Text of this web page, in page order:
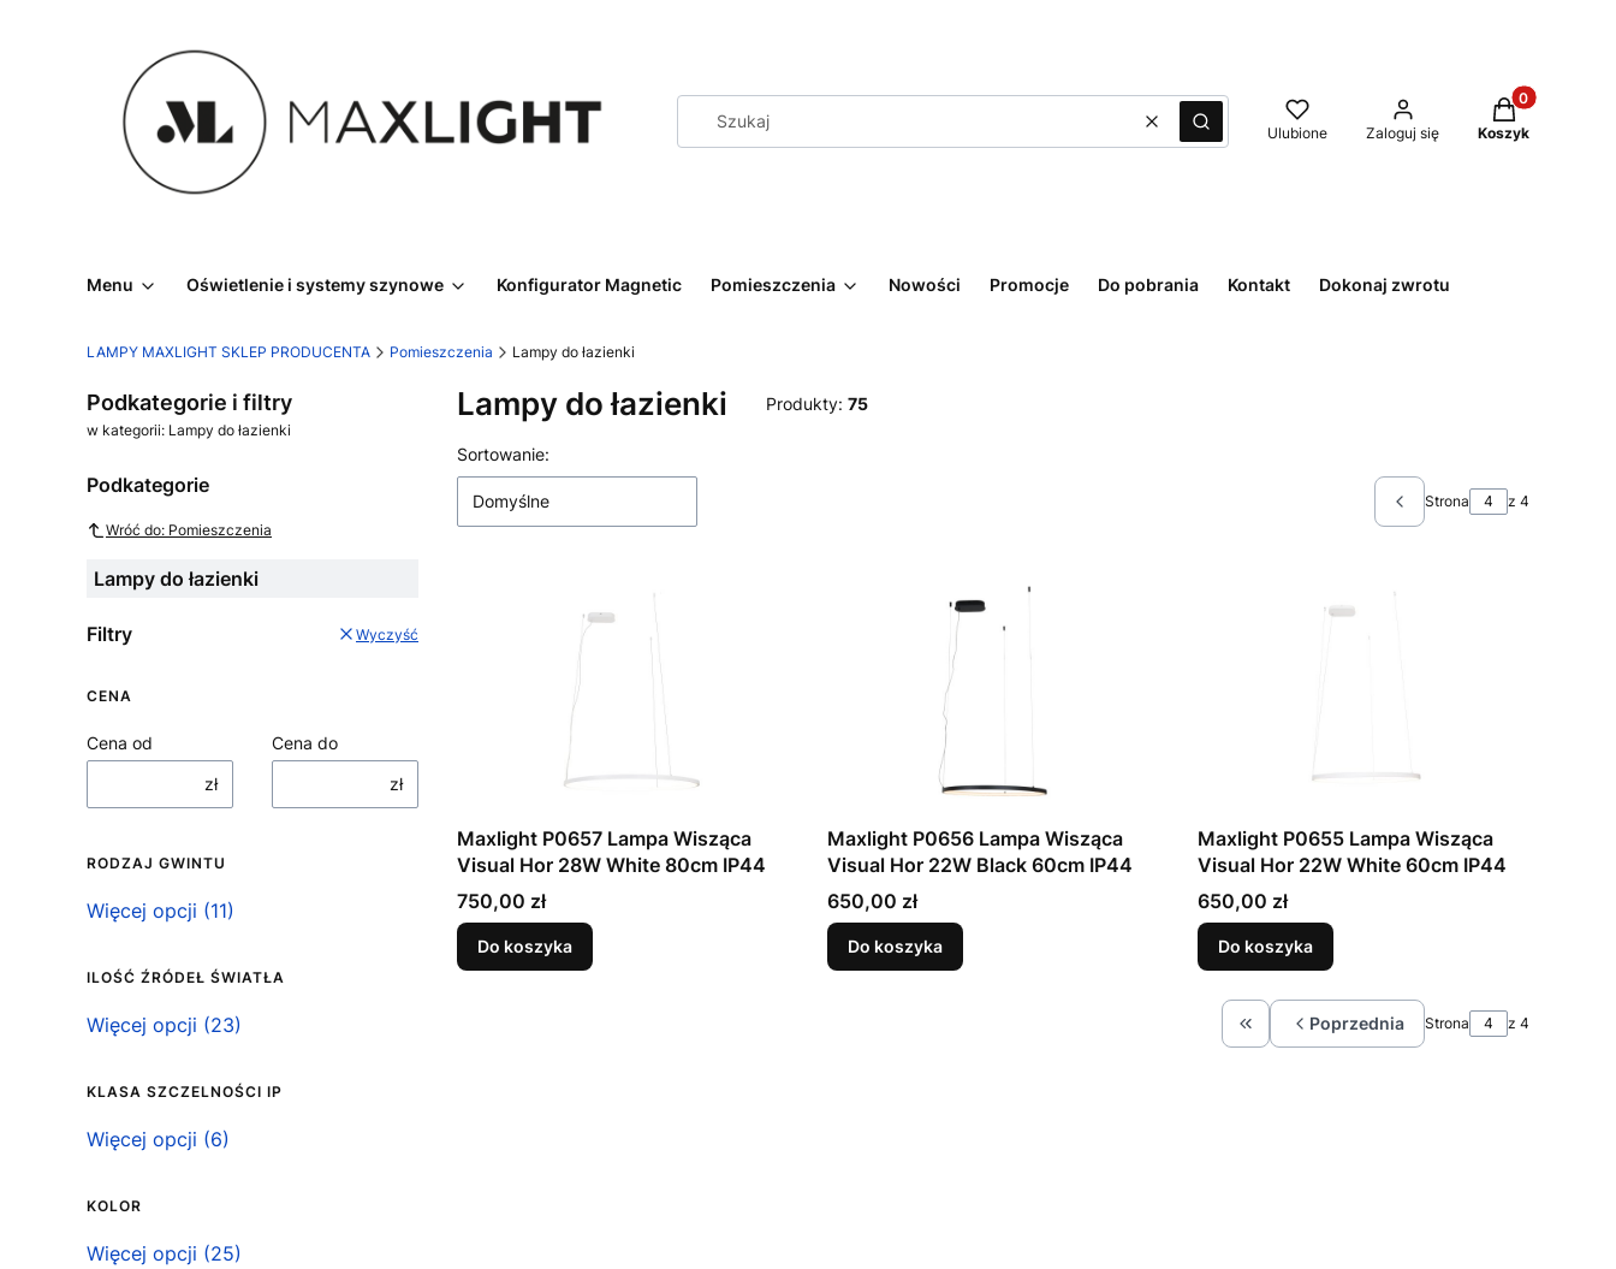
WyczyśćSzukaj Ulubione Zaloguj się
Produkty w
Koszyk
Menu Oświetlenie i systemy szynowe Konfigurator Magnetic Pomieszczenia Nowości Promocje Do pobrania Kontakt Dokonaj zwrotu
LAMPY MAXLIGHT SKLEP PRODUCENTA Pomieszczenia Lampy do łazienki
Podkategorie i filtry
w kategorii: Lampy do łazienki
Podkategorie
Wróć do: Pomieszczenia
Lampy do łazienki
Filtry Wyczyść
CENA
Cena od
zł
Cena do
zł
RODZAJ GWINTU
Rodzaj gwintu
Więcej opcji (11)
ILOŚĆ ŹRÓDEŁ ŚWIATŁA
Ilość źródeł światła
Więcej opcji (23)
KLASA SZCZELNOŚCI IP
Klasa szczelności IP
Więcej opcji (6)
KOLOR
Kolor
Więcej opcji (25)
Lampy do łazienki Produkty: 75
Lista produktów
Sortowanie:
Domyślne Poprzednie produkty
Strona z 4
Maxlight P0657 Lampa Wisząca
Visual Hor 28W White 80cm IP44
Cena
750,00 zł
Do koszyka
Maxlight P0656 Lampa Wisząca
Visual Hor 22W Black 60cm IP44
Cena
650,00 zł
Do koszyka
Maxlight P0655 Lampa Wisząca
Visual Hor 22W White 60cm IP44
Cena
650,00 zł
Do koszyka
Wróć do pierwszej strony z produktami
Poprzednia Strona z 4